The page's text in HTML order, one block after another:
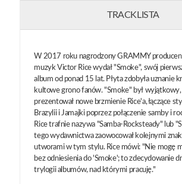
TRACKLISTA
W 2017 roku nagrodzony GRAMMY
muzyk Victor Rice wydał "Smoke", swój
album od ponad 15 lat. Płyta zdobyła uznanie
kultowe grono fanów. "Smoke" był
prezentował nowe brzmienie Rice'a, łączące
Brazylii i Jamajki poprzez połączenie samby i
Rice trafnie nazywa "Samba-Rocksteady" lub
tego wydawnictwa zaowocował kolejnymi
utworami w tym stylu. Rice mówi: "Nie mogę
bez odniesienia do 'Smoke'; to zdecydowanie
trylogii albumów, nad którymi pracuję."